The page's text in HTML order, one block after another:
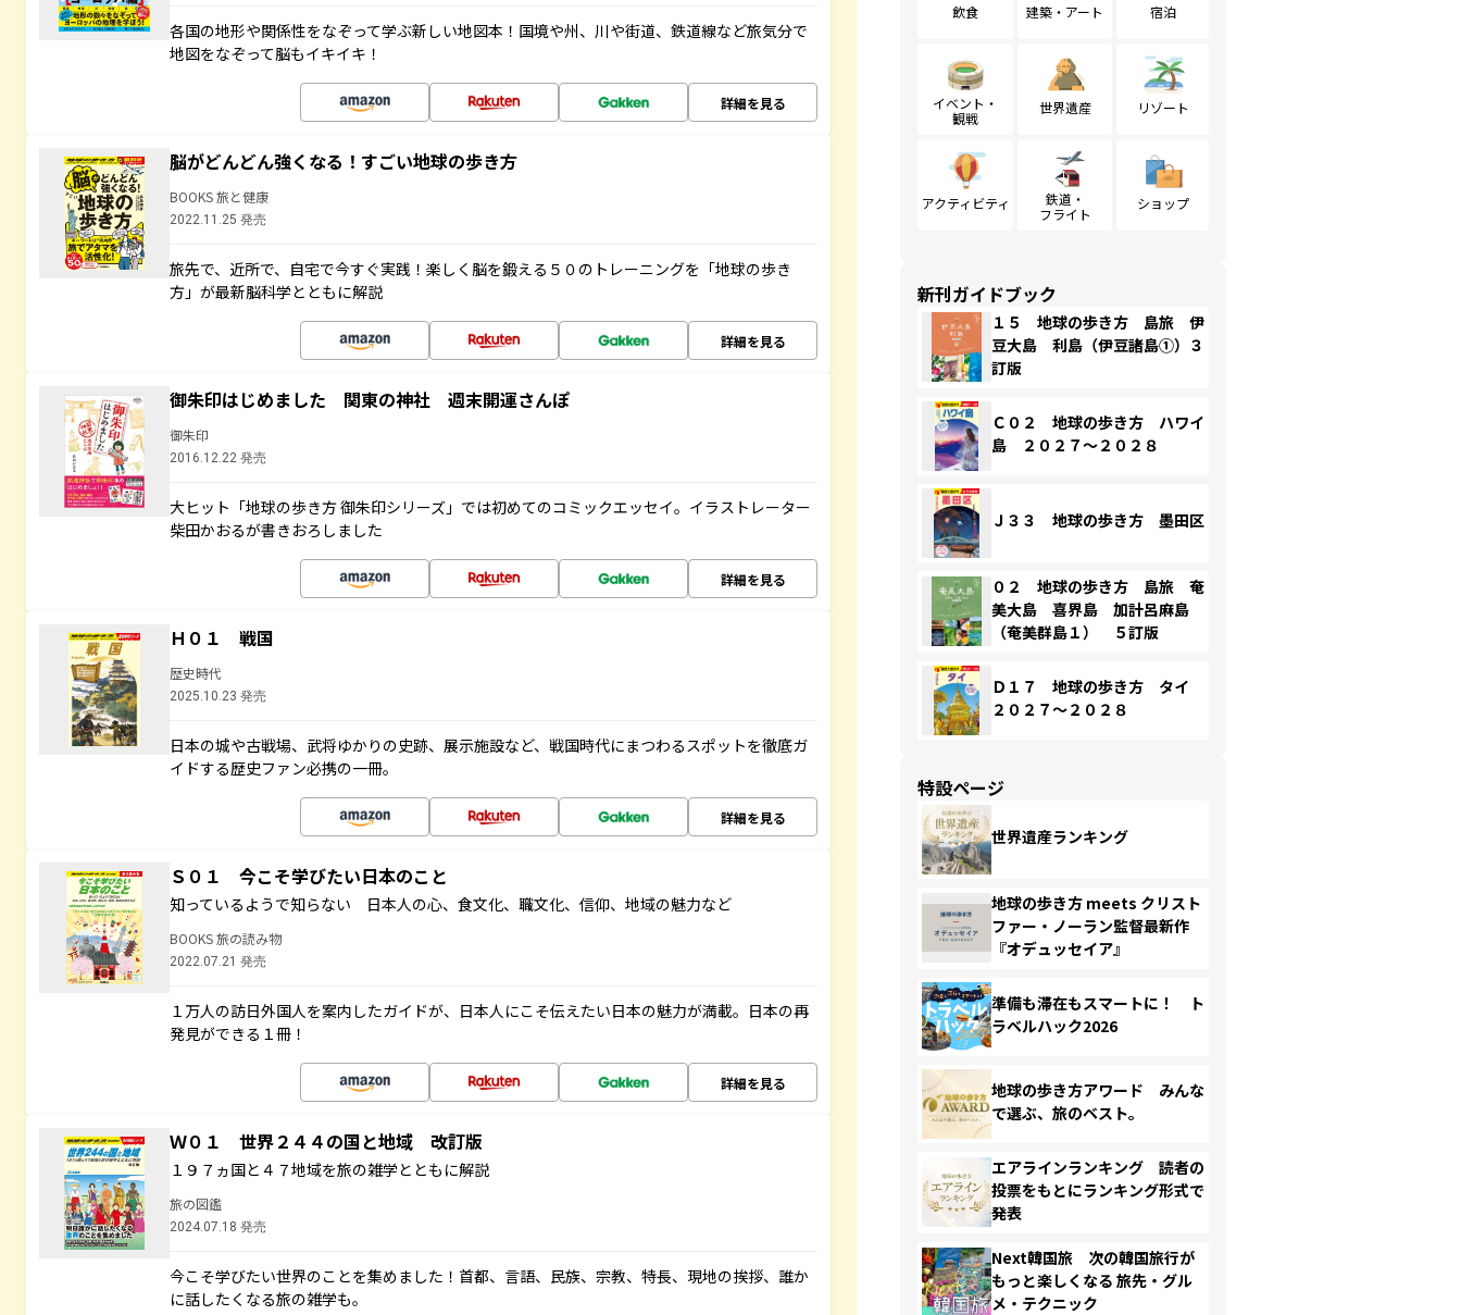
各国の地形や関係性をなぞって学ぶ新しい地図本！国境や州、川や街道、鉄道線など旅気分で
地図をなぞって脳もイキイキ！
詳細を見る
脳がどんどん強くなる！すごい地球の歩き方
BOOKS 旅と健康
2022.11.25 発売
旅先で、近所で、自宅で今すぐ実践！楽しく脳を鍛える５０のトレーニングを「地球の歩き
方」が最新脳科学とともに解説
詳細を見る
御朱印はじめました 関東の神社 週末開運さんぽ
御朱印
2016.12.22 発売
大ヒット「地球の歩き方 御朱印シリーズ」では初めてのコミックエッセイ。イラストレーター
柴田かおるが書きおろしました
詳細を見る
Ｈ０１ 戦国
歴史時代
2025.10.23 発売
日本の城や古戦場、武将ゆかりの史跡、展示施設など、戦国時代にまつわるスポットを徹底ガ
イドする歴史ファン必携の一冊。
詳細を見る
Ｓ０１ 今こそ学びたい日本のこと
知っているようで知らない 日本人の心、食文化、職文化、信仰、地域の魅力など
BOOKS 旅の読み物
2022.07.21 発売
１万人の訪日外国人を案内したガイドが、日本人にこそ伝えたい日本の魅力が満載。日本の再
発見ができる１冊！
詳細を見る
Ｗ０１ 世界２４４の国と地域 改訂版
１９７ヵ国と４７地域を旅の雑学とともに解説
旅の図鑑
2024.07.18 発売
今こそ学びたい世界のことを集めました！首都、言語、民族、宗教、特長、現地の挨拶、誰か
に話したくなる旅の雑学も。
飲食 建築・アート 宿泊
イベント・
観戦
世界遺産 リゾート
アクティビティ
鉄道・
フライト
ショップ
新刊ガイドブック
１５ 地球の歩き方 島旅 伊
豆大島 利島（伊豆諸島①）３
訂版
Ｃ０２ 地球の歩き方 ハワイ
島 ２０２７～２０２８
Ｊ３３ 地球の歩き方 墨田区
０２ 地球の歩き方 島旅 奄
美大島 喜界島 加計呂麻島
（奄美群島１） ５訂版
Ｄ１７ 地球の歩き方 タイ
２０２７～２０２８
特設ページ
世界遺産ランキング
地球の歩き方 meets クリスト
ファー・ノーラン監督最新作
『オデュッセイア』
準備も滞在もスマートに！ ト
ラベルハック2026
地球の歩き方アワード みんな
で選ぶ、旅のベスト。
エアラインランキング 読者の
投票をもとにランキング形式で
発表
Next韓国旅 次の韓国旅行が
もっと楽しくなる 旅先・グル
メ・テクニック